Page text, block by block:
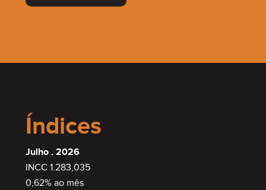
Índices
Julho . 2026
INCC 1.283,035
0,62% ao mês